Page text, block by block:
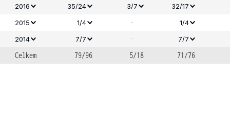
2016
35/24 3/7
32/17
2015
1/4 -
1/4
2014
7/7 - 7/7
Celkem 79/96 5/18 71/76